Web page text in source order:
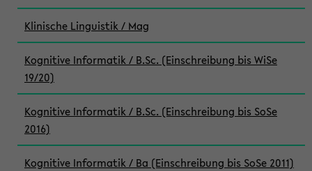
Klinische Linguistik / Mag
Kognitive Informatik / B.Sc. (Einschreibung bis WiSe
19/20)
Kognitive Informatik / B.Sc. (Einschreibung bis SoSe
2016)
Kognitive Informatik / Ba (Einschreibung bis SoSe 2011)